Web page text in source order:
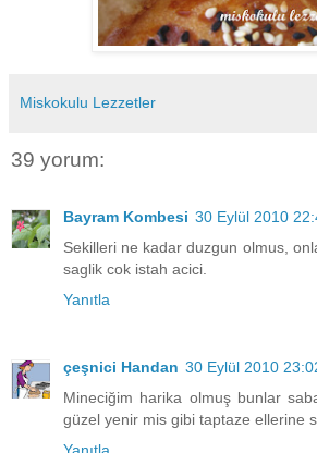
Miskokulu Lezzetler
39 yorum:
Bayram Kombesi 30 Eylül 2010
Sekilleri ne kadar duzgun olmus,
saglik cok istah acici.
Yanıtla
çeşnici Handan 30 Eylül 2010
Mineciğim harika olmuş bunlar
güzel yenir mis gibi taptaze ellerine
Yanıtla